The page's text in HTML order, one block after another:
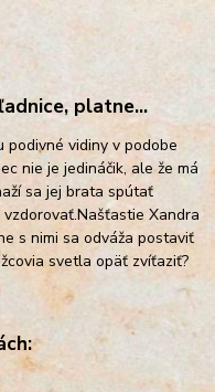
platne...
podivné vidiny v podobe
nie je jedináčik, ale že má
sa jej brata spútať
vzdorovať.Našťastie Xandra
s nimi sa odváža postaviť
svetla opäť zvíťaziť?